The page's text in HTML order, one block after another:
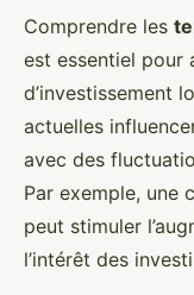
Comprendre les
est essentiel pour
d’investissement
actuelles
avec des
Par exemple, une
peut stimuler
l’intérêt des